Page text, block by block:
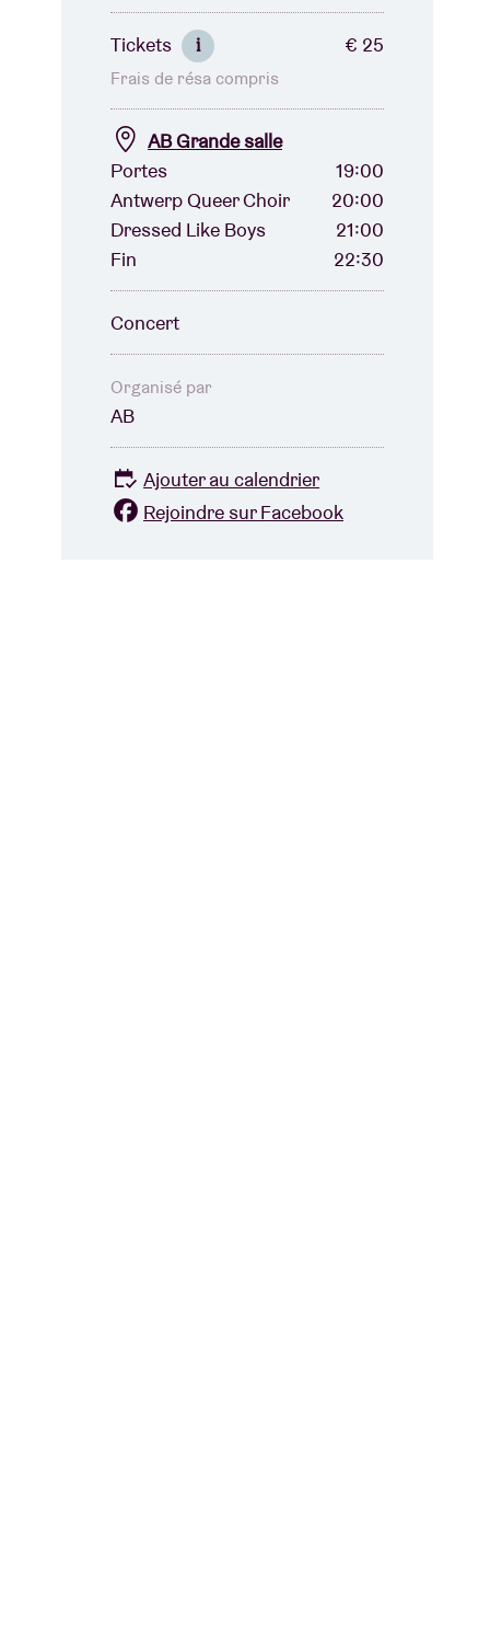
Tickets i € 25
Frais de résa compris
AB Grande salle
Portes
19:00
Antwerp Queer Choir
20:00
Dressed Like Boys
21:00
Fin
22:30
Concert
Organisé par
AB
Ajouter au calendrier
Rejoindre sur Facebook